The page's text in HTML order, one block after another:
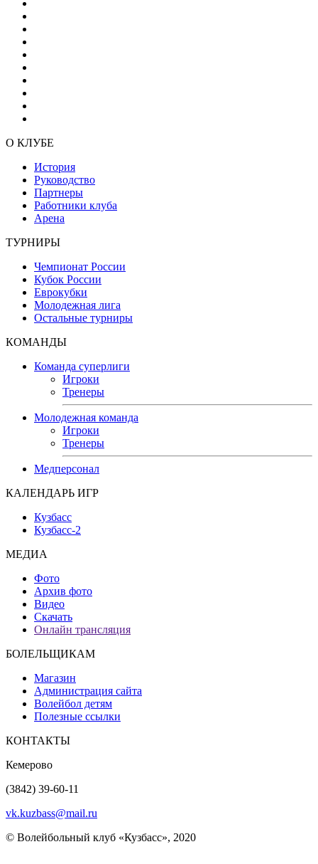
О КЛУБЕ
История
Руководство
Партнеры
Работники клуба
Арена
ТУРНИРЫ
Чемпионат России
Кубок России
Еврокубки
Молодежная лига
Остальные турниры
КОМАНДЫ
Команда суперлиги
Игроки
Тренеры
Молодежная команда
Игроки
Тренеры
Медперсонал
КАЛЕНДАРЬ ИГР
Кузбасс
Кузбасс-2
МЕДИА
Фото
Архив фото
Видео
Скачать
Онлайн трансляция
БОЛЕЛЬЩИКАМ
Магазин
Администрация сайта
Волейбол детям
Полезные ссылки
КОНТАКТЫ
Кемерово
(3842) 39-60-11
vk.kuzbass@mail.ru
© Волейбольный клуб «Кузбасс», 2020